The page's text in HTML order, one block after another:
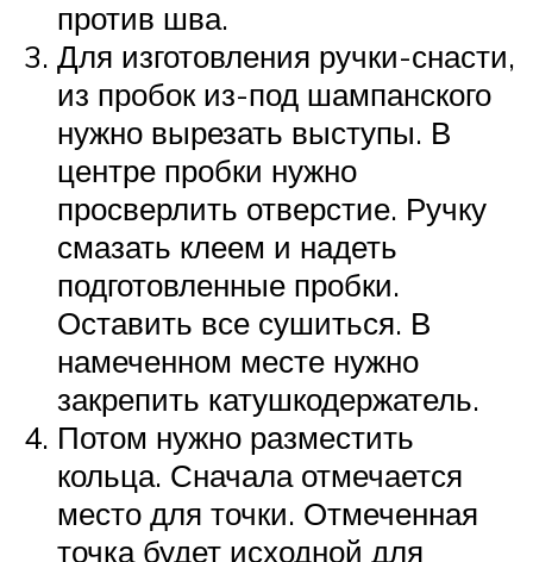
против шва.
Для изготовления ручки-снасти,
из пробок из-под шампанского
нужно вырезать выступы. В
центре пробки нужно
просверлить отверстие. Ручку
смазать клеем и надеть
подготовленные пробки.
Оставить все сушиться. В
намеченном месте нужно
закрепить катушкодержатель.
Потом нужно разместить
кольца. Сначала отмечается
место для точки. Отмеченная
точка будет исходной для